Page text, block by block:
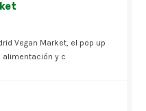
Vegan Market, el pop up
alimentación y c